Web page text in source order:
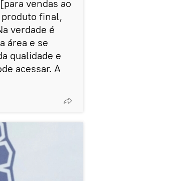
vendas ao
final,
verdade é
área e se
qualidade e
acessar. A